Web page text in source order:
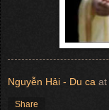
Nguyễn Hải - Du ca at
Share